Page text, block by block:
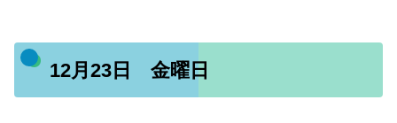
12月23日 金曜日